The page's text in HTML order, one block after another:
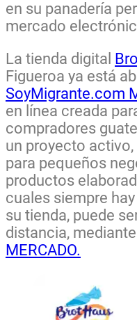
en su panadería
mercado
La tienda digital
Figueroa ya está
SoyMigrante.com
en línea creada
compradores
un proyecto
para pequeños
productos
cuales siempre
su tienda, puede
distancia,
MERCADO.